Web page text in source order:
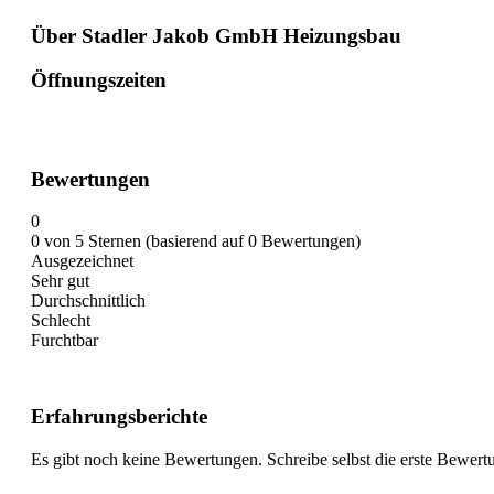
Über Stadler Jakob GmbH Heizungsbau
Öffnungszeiten
Bewertungen
0
0 von 5 Sternen (basierend auf 0 Bewertungen)
Ausgezeichnet
Sehr gut
Durchschnittlich
Schlecht
Furchtbar
Erfahrungsberichte
Es gibt noch keine Bewertungen. Schreibe selbst die erste